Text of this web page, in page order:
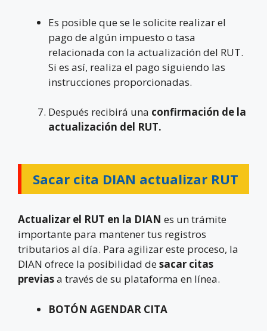
Es posible que se le solicite realizar el
pago de algún impuesto o tasa
relacionada con la actualización del RUT.
Si es así, realiza el pago siguiendo las
instrucciones proporcionadas.
Después recibirá una confirmación de la
actualización del RUT.
Sacar cita DIAN actualizar RUT
Actualizar el RUT en la DIAN es un trámite
importante para mantener tus registros
tributarios al día. Para agilizar este proceso, la
DIAN ofrece la posibilidad desacar citas
previasa través de su plataforma en línea.
BOTÓN AGENDAR CITA